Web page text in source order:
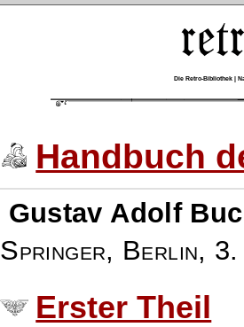
Die Retro-Bibliothek |
Handbuch
Gustav Adolf
Springer, Berlin,
Erster Theil